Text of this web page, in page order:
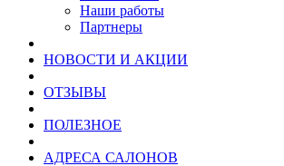
Наши работы
Партнеры
НОВОСТИ И АКЦИИ
ОТЗЫВЫ
ПОЛЕЗНОЕ
АДРЕСА САЛОНОВ